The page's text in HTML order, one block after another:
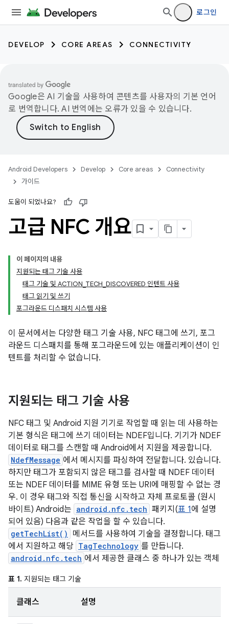
로그인
DEVELOP CORE AREAS CONNECTIVITY
Google은 AI 기술을 사용하여 콘텐츠를 사용자의 기본 언어
로 번역합니다. AI 번역에는 오류가 있을 수 있습니다.
Android Developers Develop Core areas
Connectivity
가이드
도움이 되었나요?
고급 NFC 개요
이 페이지의 내용
지원되는 태그 기술 사용
태그 기술 및 ACTION_TECH_DISCOVERED 인텐트 사용
태그 읽기 및 쓰기
포그라운드 디스패치 시스템 사용
이 문서에서는 다양한 태그 기술 사용, NFC 태그에 쓰기, 포그
라운드 디스패치를 통해 포그라운드에 있는 애플리케이션이 인
텐트를 처리할 수 없습니다.
지원되는 태그 기술 사용
NFC 태그 및 Android 지원 기기로 작업할 때 읽는 데 사용하는
기본 형식은 태그에 쓰기 데이터는 NDEF입니다. 기기가 NDEF
데이터로 태그를 스캔할 때 Android에서 지원을 제공합니다.
NdefMessage 에서 메시지를 파싱하여 전달합니다. 있습니다.
하지만 태그가 포함되지 않은 태그를 검사할 때 NDEF 데이터
또는 NDEF 데이터를 MIME 유형 또는 URI에 매핑할 수 없는 경
우. 이 경우 태그와 직접 통신을 시작하고 자체 프로토콜 (원시
바이트) Android는 android.nfc.tech 패키지(표 1에 설명
되어 있음) 다음과 같은 작업을 할 수 있습니다.
getTechList()
메서드를 사용하여 기술을 결정합니다. 태그
에서 지원하고 해당 TagTechnology 를 만듭니다.
android.nfc.tech 에서 제공한 클래스 중 하나가 있는 객체
표 1. 지원되는 태그 기술
클래스 설명